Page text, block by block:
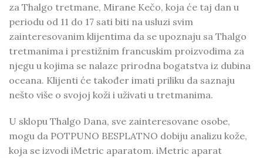
za Thalgo tretmane, Mirane Kečo, koja će taj dan u
periodu od 11 do 17 sati biti na usluzi svim
zainteresovanim klijentima da se upoznaju sa Thalgo
tretmanima i prestižnim francuskim proizvodima za
njegu u kojima se nalaze prirodna bogatstva iz dubina
oceana. Klijenti će također imati priliku da saznaju
nešto više o svojoj koži i uživati u tretmanima.
U sklopu Thalgo Dana, sve zainteresovane osobe,
mogu da POTPUNO BESPLATNO dobiju analizu kože,
koja se izvodi iMetric aparatom. iMetric aparat